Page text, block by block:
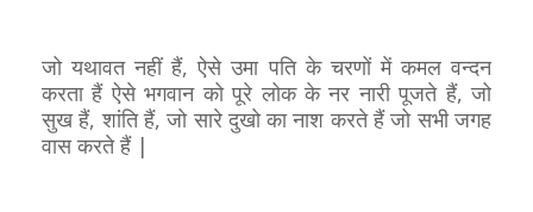
जो यथावत नहीं हैं, ऐसे उमा पति के चरणों में कमल वन्दन
करता हैं ऐसे भगवान को पूरे लोक के नर नारी पूजते हैं, जो
सुख हैं, शांति हैं, जो सारे दुखो का नाश करते हैं जो सभी जगह
वास करते हैं |